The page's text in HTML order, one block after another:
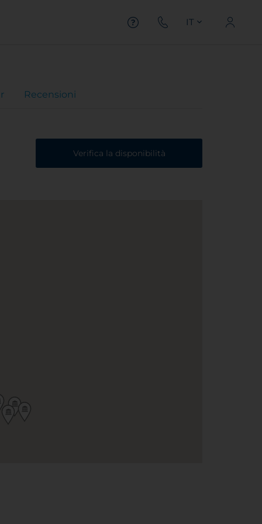
IT
Recensioni
Verifica la disponibilità